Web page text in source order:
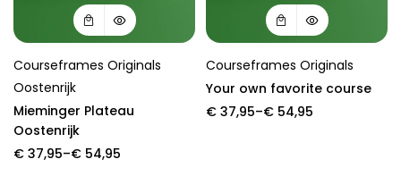
Courseframes Originals
Oostenrijk
Mieminger Plateau
Oostenrijk
€ 37,95–€ 54,95
Price
Courseframes Originals
Your own favorite course
€ 37,95–€ 54,95
Price